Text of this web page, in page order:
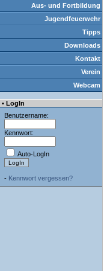
Aus- und Fortbildung
Jugendfeuerwehr
Tipps
Downloads
Kontakt
Verein
Webcam
• LogIn
Benutzername:
Kennwort:
Auto-LogIn
- Kennwort vergessen?